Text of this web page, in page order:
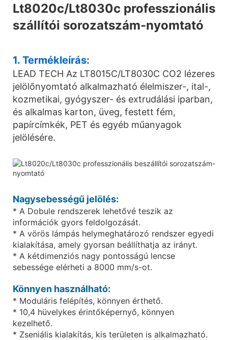
Lt8020c/Lt8030c professzionális
szállítói sorozatszám-nyomtató
1. Termékleírás:
LEAD TECH Az LT8015C/LT8030C CO2 lézeres
jelölőnyomtató alkalmazható élelmiszer-, ital-,
kozmetikai, gyógyszer- és extrudálási iparban,
és alkalmas karton, üveg, festett fém,
papírcímkék, PET és egyéb műanyagok
jelölésére.
Nagysebességű jelölés:
* A Dobule rendszerek lehetővé teszik az
információk gyors feldolgozását.
* A vörös lámpás helymeghatározó rendszer egyedi
kialakítása, amely gyorsan beállíthatja az irányt.
* A kétdimenziós nagy pontosságú lencse
sebessége elérheti a 8000 mm/s-ot.
Könnyen használható:
* Moduláris felépítés, könnyen érthető.
* 10,4 hüvelykes érintőképernyő, könnyen
kezelhető.
* Zseniális kialakítás, kis területen is alkalmazható.